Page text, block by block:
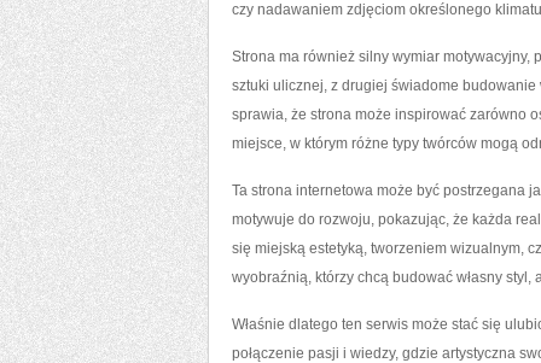
czy nadawaniem zdjęciom określonego
Strona ma również silny wymiar
sztuki ulicznej, z drugiej świadome
sprawia, że strona może inspirować zarówno
miejsce, w którym różne typy twórców mogą
Ta strona internetowa może być postrzegana
motywuje do rozwoju, pokazując, że każda
się miejską estetyką, tworzeniem wizualnym,
wyobraźnią, którzy chcą budować własny
Właśnie dlatego ten serwis może stać się
połączenie pasji i wiedzy, gdzie artystyczna